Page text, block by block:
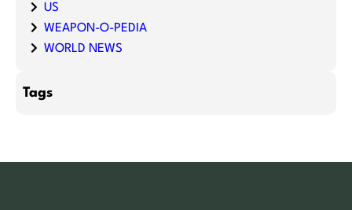
US
WEAPON-O-PEDIA
WORLD NEWS
Tags